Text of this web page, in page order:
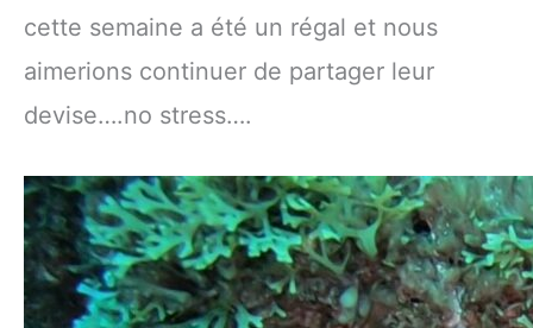
cette semaine a été un régal et nous
aimerions continuer de partager leur
devise….no stress….